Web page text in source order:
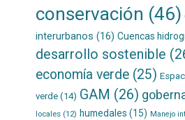
conservación (46)
interurbanos (16) Cuencas
desarrollo sostenible
economía verde(25)
verde(14) GAM (26)
locales(12) humedales (15) Manejo